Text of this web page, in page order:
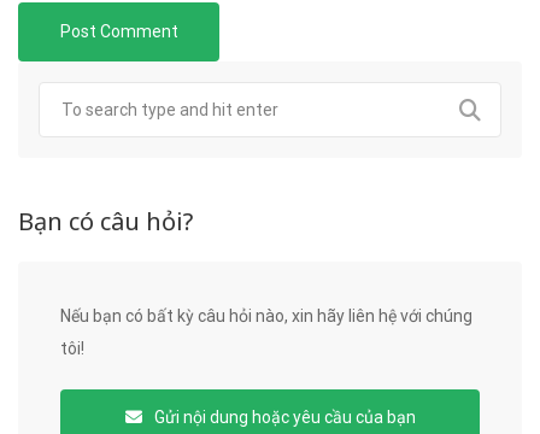
Bạn có câu hỏi?
Nếu bạn có bất kỳ câu hỏi nào, xin hãy liên hệ với chúng
tôi!
Gửi nội dung hoặc yêu cầu của bạn